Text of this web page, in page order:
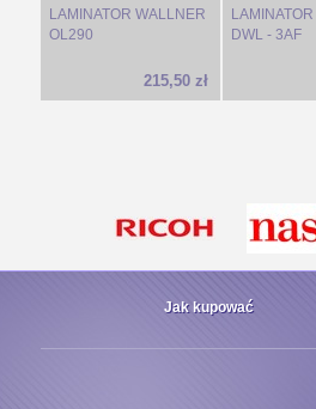
LAMINATOR WALLNER
OL290
215,50 zł
DWL - 3AF
Jak kupować